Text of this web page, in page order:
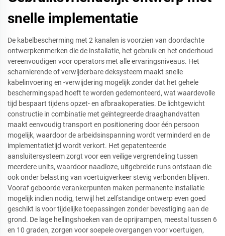
snelle implementatie
De kabelbescherming met 2 kanalen is voorzien van doordachte
ontwerpkenmerken die de installatie, het gebruik en het onderhoud
vereenvoudigen voor operators met alle ervaringsniveaus. Het
scharnierende of verwijderbare deksysteem maakt snelle
kabelinvoering en -verwijdering mogelijk zonder dat het gehele
beschermingspad hoeft te worden gedemonteerd, wat waardevolle
tijd bespaart tijdens opzet- en afbraakoperaties. De lichtgewicht
constructie in combinatie met geïntegreerde draaghandvatten
maakt eenvoudig transport en positionering door één persoon
mogelijk, waardoor de arbeidsinspanning wordt verminderd en de
implementatietijd wordt verkort. Het gepatenteerde
aansluitersysteem zorgt voor een veilige vergrendeling tussen
meerdere units, waardoor naadloze, uitgebreide runs ontstaan die
ook onder belasting van voertuigverkeer stevig verbonden blijven.
Vooraf geboorde verankerpunten maken permanente installatie
mogelijk indien nodig, terwijl het zelfstandige ontwerp even goed
geschikt is voor tijdelijke toepassingen zonder bevestiging aan de
grond. De lage hellingshoeken van de oprijrampen, meestal tussen 6
en 10 graden, zorgen voor soepele overgangen voor voertuigen,